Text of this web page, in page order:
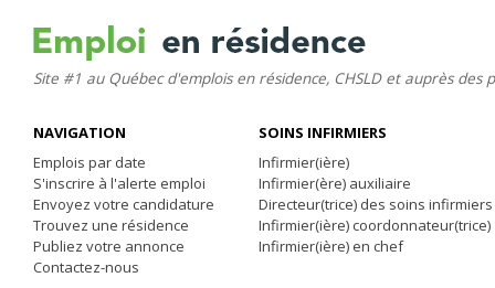
Site #1 au Québec d'emplois en résidence, CHSLD et auprès des
NAVIGATION
Emplois par date
S'inscrire à l'alerte emploi
Envoyez votre candidature
Trouvez une résidence
Publiez votre annonce
Contactez-nous
SOINS INFIRMIERS
Infirmier(ière)
Infirmier(ère) auxiliaire
Directeur(trice) des soins infirmiers
Infirmier(ière) coordonnateur(trice)
Infirmier(ière) en chef